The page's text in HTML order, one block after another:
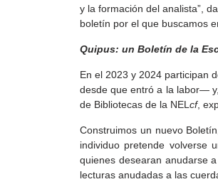
y la formación del analista”,
boletín por el que buscamos
Quipus: un Boletín de la
En el 2023 y 2024 participan
desde que entró a la labor—
de Bibliotecas de la NEL cf,
Construimos un nuevo
individuo pretende volverse
quienes desearan anudarse
lecturas anudadas a las